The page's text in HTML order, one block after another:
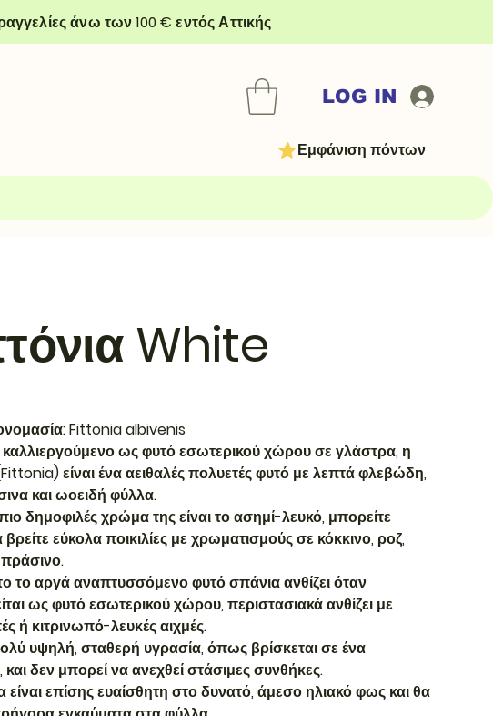
White
Fittonia albivenis
ως φυτό εσωτερικού χώρου σε γλάστρα, η
είναι ένα αειθαλές πολυετές φυτό με λεπτά φλεβώδη,
και ωοειδή φύλλα.
δημοφιλές χρώμα της είναι το ασημί-λευκό, μπορείτε
εύκολα ποικιλίες με χρωματισμούς σε κόκκινο, ροζ,
το αργά αναπτυσσόμενο φυτό σπάνια ανθίζει όταν
ως φυτό εσωτερικού χώρου, περιστασιακά ανθίζει με
ή κιτρινωπό-λευκές αιχμές.
υψηλή, σταθερή υγρασία, όπως βρίσκεται σε ένα
δεν μπορεί να ανεχθεί στάσιμες συνθήκες.
είναι επίσης ευαίσθητη στο δυνατό, άμεσο ηλιακό φως και θα
άνω των 100 € εντός Αττικής
LOG IN
Εμφάνιση πόντων